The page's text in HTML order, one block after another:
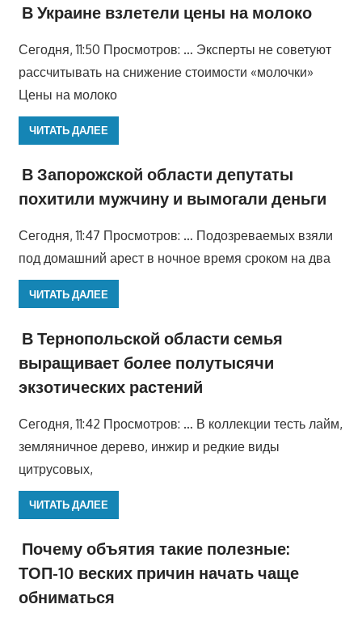
В Украине взлетели цены на молоко
Сегодня, 11:50 Просмотров: … Эксперты не советуют
рассчитывать на снижение стоимости «молочки»
Цены на молоко
ЧИТАТЬ ДАЛЕЕ
В Запорожской области депутаты
похитили мужчину и вымогали деньги
Сегодня, 11:47 Просмотров: … Подозреваемых взяли
под домашний арест в ночное время сроком на два
ЧИТАТЬ ДАЛЕЕ
В Тернопольской области семья
выращивает более полутысячи
экзотических растений
Сегодня, 11:42 Просмотров: … В коллекции тесть лайм,
земляничное дерево, инжир и редкие виды
цитрусовых,
ЧИТАТЬ ДАЛЕЕ
Почему объятия такие полезные:
ТОП-10 веских причин начать чаще
обниматься